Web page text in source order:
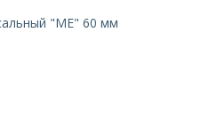
"ME" 60 мм